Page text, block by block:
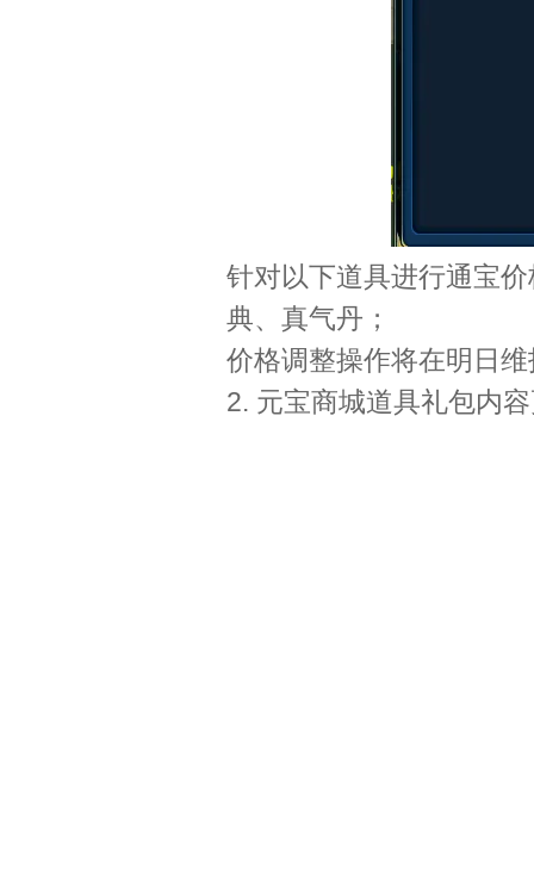
针对以下道具进行通宝
典、真气丹；
价格调整操作将在明日
2. 元宝商城道具礼包内